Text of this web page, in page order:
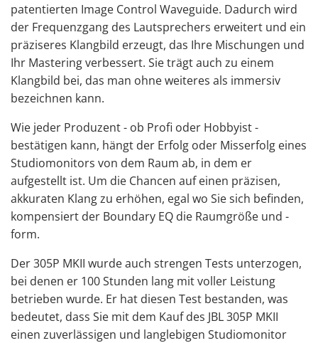
patentierten Image Control Waveguide. Dadurch wird
der Frequenzgang des Lautsprechers erweitert und ein
präziseres Klangbild erzeugt, das Ihre Mischungen und
Ihr Mastering verbessert. Sie trägt auch zu einem
Klangbild bei, das man ohne weiteres als immersiv
bezeichnen kann.
Wie jeder Produzent - ob Profi oder Hobbyist -
bestätigen kann, hängt der Erfolg oder Misserfolg eines
Studiomonitors von dem Raum ab, in dem er
aufgestellt ist. Um die Chancen auf einen präzisen,
akkuraten Klang zu erhöhen, egal wo Sie sich befinden,
kompensiert der Boundary EQ die Raumgröße und -
form.
Der 305P MKII wurde auch strengen Tests unterzogen,
bei denen er 100 Stunden lang mit voller Leistung
betrieben wurde. Er hat diesen Test bestanden, was
bedeutet, dass Sie mit dem Kauf des JBL 305P MKII
einen zuverlässigen und langlebigen Studiomonitor